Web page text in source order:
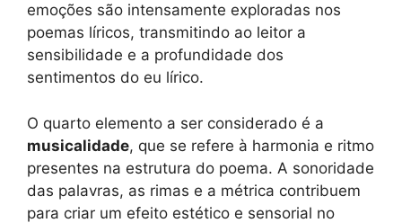
emoções são intensamente exploradas nos
poemas líricos, transmitindo ao leitor a
sensibilidade e a profundidade dos
sentimentos do eu lírico.
O quarto elemento a ser considerado é a
musicalidade, que se refere à harmonia e ritmo
presentes na estrutura do poema. A sonoridade
das palavras, as rimas e a métrica contribuem
para criar um efeito estético e sensorial no